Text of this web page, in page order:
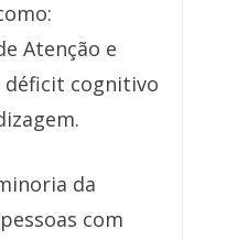
Atenção e
déficit cognitivo
da
com